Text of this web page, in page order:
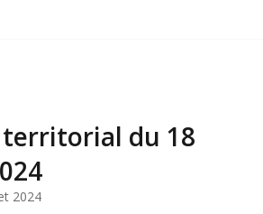
territorial du 18
2024